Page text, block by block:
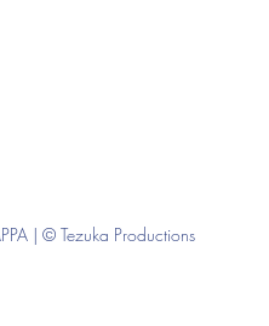
| © Tezuka Productions